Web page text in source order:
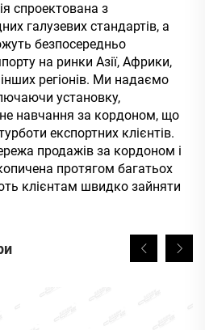
спроектована з
галузевих стандартів, а
безпосередньо
на ринки Азії, Африки,
регіонів. Ми надаємо
установку,
навчання за кордоном, що
експортних клієнтів.
продажів за кордоном і
протягом багатьох
клієнтам швидко зайняти